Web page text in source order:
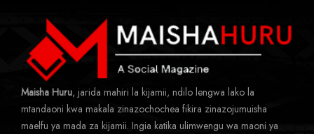
Maisha Huru, jarida mahiri la kijamii, ndilo lengwa lako la
mtandaoni kwa makala zinazochochea fikira zinazojumuisha
maelfu ya mada za kijamii. Ingia katika ulimwengu wa maoni ya